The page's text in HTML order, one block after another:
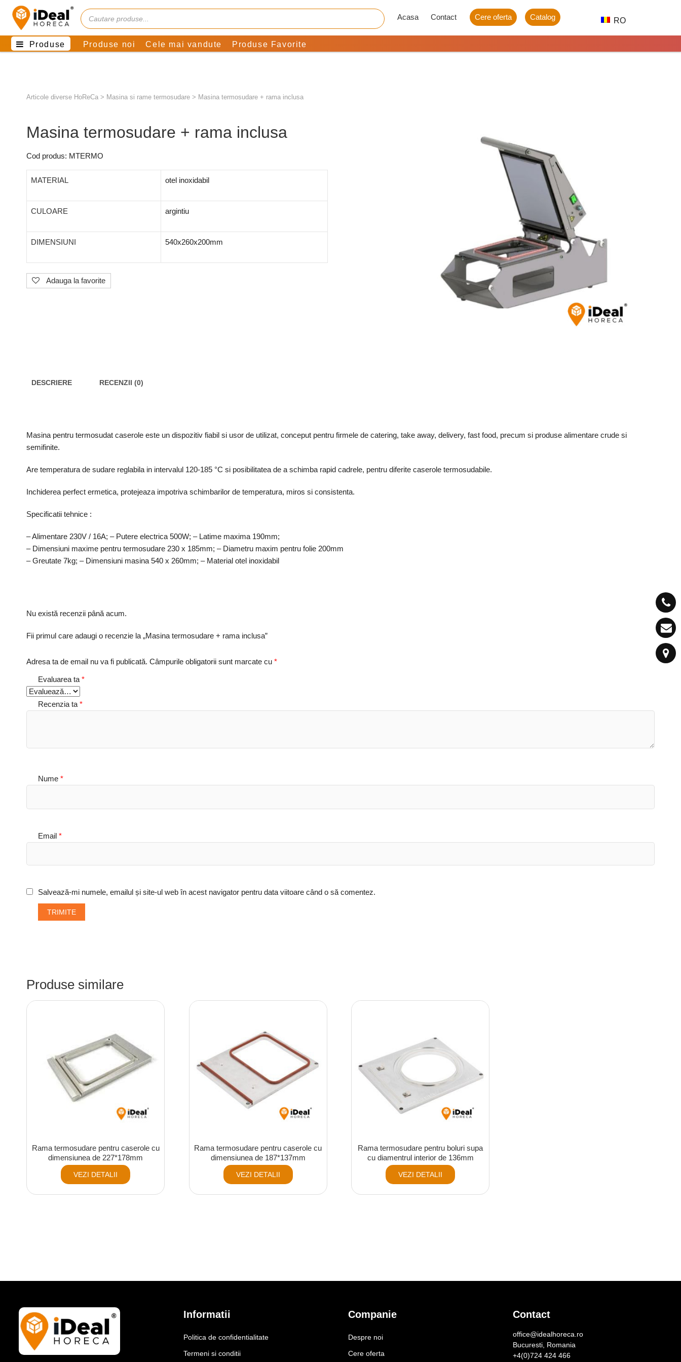
RO
Catalog
Cere oferta
Acasa Contact
Produse Produse noi Cele mai vandute Produse Favorite
Articole diverse HoReCa > Masina si rame termosudare > Masina termosudare + rama inclusa
Masina termosudare + rama inclusa
Cod produs: MTERMO
MATERIAL otel inoxidabil
CULOARE argintiu
DIMENSIUNI 540x260x200mm
Adauga la favorite
DESCRIERE RECENZII (0)
Masina pentru termosudat caserole este un dispozitiv fiabil si usor de utilizat, conceput pentru firmele de catering, take away, delivery, fast food, precum si produse alimentare crude si
semifinite.
Are temperatura de sudare reglabila in intervalul 120-185 °C si posibilitatea de a schimba rapid cadrele, pentru diferite caserole termosudabile.
Inchiderea perfect ermetica, protejeaza impotriva schimbarilor de temperatura, miros si consistenta.
Specificatii tehnice :
– Alimentare 230V / 16A; – Putere electrica 500W; – Latime maxima 190mm;
– Dimensiuni maxime pentru termosudare 230 x 185mm; – Diametru maxim pentru folie 200mm
– Greutate 7kg; – Dimensiuni masina 540 x 260mm; – Material otel inoxidabil
Nu există recenzii până acum.
Fii primul care adaugi o recenzie la „Masina termosudare + rama inclusa”
Adresa ta de email nu va fi publicată. Câmpurile obligatorii sunt marcate cu *
Evaluarea ta *
Recenzia ta *
Nume *
Email *
Salvează-mi numele, emailul și site-ul web în acest navigator pentru data viitoare când o să comentez.
Produse similare
Rama termosudare pentru caserole cu
dimensiunea de 227*178mm
VEZI DETALII
Rama termosudare pentru caserole cu
dimensiunea de 187*137mm
VEZI DETALII
Rama termosudare pentru boluri supa
cu diamentrul interior de 136mm
VEZI DETALII
Informatii
Politica de confidentialitate
Termeni si conditii
Companie
Despre noi
Cere oferta
Contact
office@idealhoreca.ro
Bucuresti, Romania
+4(0)724 424 466